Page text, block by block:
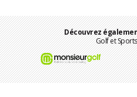
Découvrez
Golf et